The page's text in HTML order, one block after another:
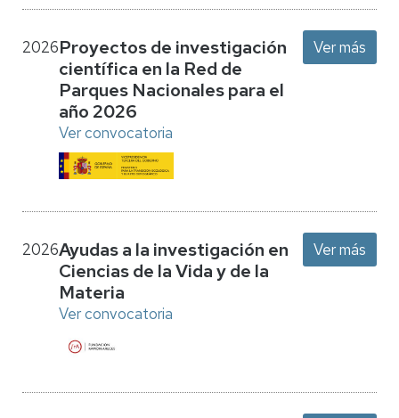
2026Proyectos de investigación
científica en la Red de
Parques Nacionales para el
año 2026
Ver convocatoria
Ver más
2026Ayudas a la investigación en
Ciencias de la Vida y de la
Materia
Ver convocatoria
Ver más